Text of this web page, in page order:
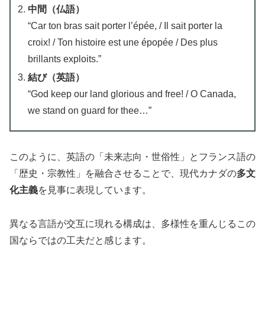
中間（仏語）
“Car ton bras sait porter l’épée, / Il sait porter la
croix! / Ton histoire est une épopée / Des plus
brillants exploits.”
結び（英語）
“God keep our land glorious and free! / O Canada,
we stand on guard for thee…”
このように、英語の「未来志向・世俗性」とフランス語の
「歴史・宗教性」を融合させることで、現代カナダの多文
化主義を見事に表現しています。
異なる言語が交互に現れる構成は、多様性を重んじるこの
国ならではの工夫だと感じます。